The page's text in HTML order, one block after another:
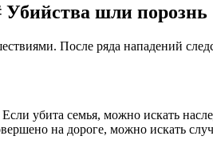
Убийства шли порознь
После ряда нападений
убита семья, можно искать
на дороге, можно искать